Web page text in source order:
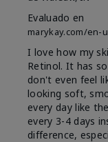
Evaluado en
marykay.com/en-
I love how my
Retinol. It has
don't even feel
looking soft,
every day like
every 3-4 days
difference,